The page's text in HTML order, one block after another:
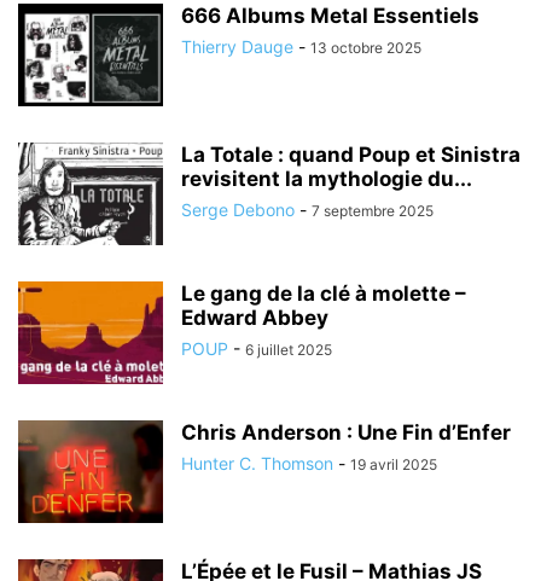
666 Albums Metal Essentiels
Thierry Dauge - 13 octobre 2025
La Totale : quand Poup et Sinistra
revisitent la mythologie du...
Serge Debono - 7 septembre 2025
Le gang de la clé à molette –
Edward Abbey
POUP - 6 juillet 2025
Chris Anderson : Une Fin d’Enfer
Hunter C. Thomson - 19 avril 2025
L’Épée et le Fusil – Mathias JS